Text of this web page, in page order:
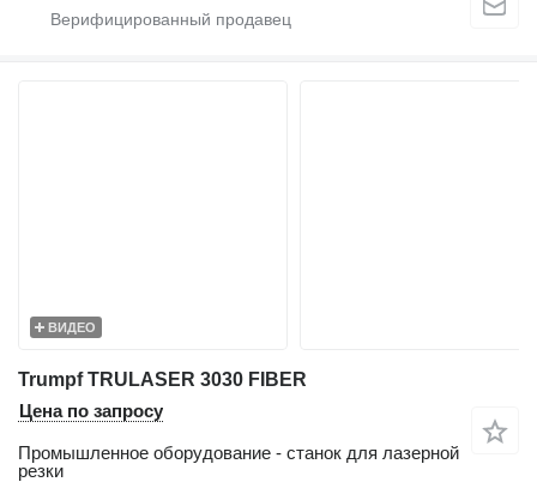
ВИДЕО
Trumpf TRULASER 3030 FIBER
Цена по запросу
Промышленное оборудование - станок для лазерной
резки